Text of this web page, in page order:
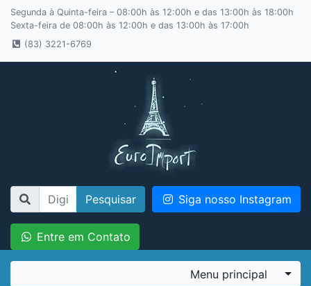
Segunda à Quinta-feira – 08:00h às 12:00h e das 13:00h às 18:00h
Sexta-feira de 08:00h às 12:00h e das 13:00h às 17:00h
(83) 3221-6769
Pesquisar Siga nosso Instagram
Entre em Contato
Menu principal